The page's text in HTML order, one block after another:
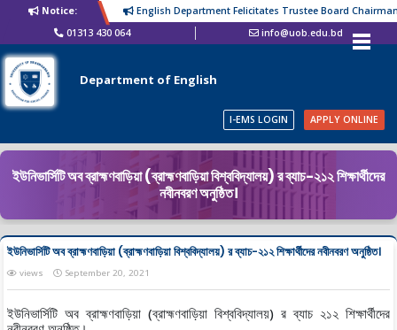
Notice:
English Department Felicitates Trustee Board Chairman
01313 430 064
info@uob.edu.bd
Department of English
I-EMS LOGIN APPLY ONLINE
ইউনিভার্সিটি অব ব্রাহ্মণবাড়িয়া (ব্রাহ্মণবাড়িয়া বিশ্ববিদ্যালয়) র ব্যাচ-২১২ শিক্ষার্থীদের
নবীনবরণ অনুষ্ঠিত।
ইউনিভার্সিটি অব ব্রাহ্মণবাড়িয়া (ব্রাহ্মণবাড়িয়া বিশ্ববিদ্যালয়) র ব্যাচ-২১২ শিক্ষার্থীদের নবীনবরণ অনুষ্ঠিত।
views September 20, 2021
ইউনিভার্সিটি অব ব্রাহ্মণবাড়িয়া (ব্রাহ্মণবাড়িয়া বিশ্ববিদ্যালয়) র ব্যাচ ২১২ শিক্ষার্থীদের